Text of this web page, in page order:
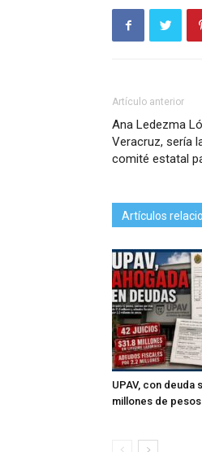
Artículo anterior
Ana Ledezma
Veracruz, sería
comité estatal
Artículos
UPAV, con deuda
millones de pesos